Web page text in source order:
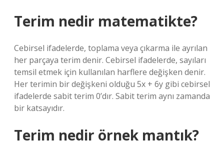
Terim nedir matematikte?
Cebirsel ifadelerde, toplama veya çıkarma ile ayrılan
her parçaya terim denir. Cebirsel ifadelerde, sayıları
temsil etmek için kullanılan harflere değişken denir.
Her terimin bir değişkeni olduğu 5x + 6y gibi cebirsel
ifadelerde sabit terim 0’dır. Sabit terim aynı zamanda
bir katsayıdır.
Terim nedir örnek mantık?